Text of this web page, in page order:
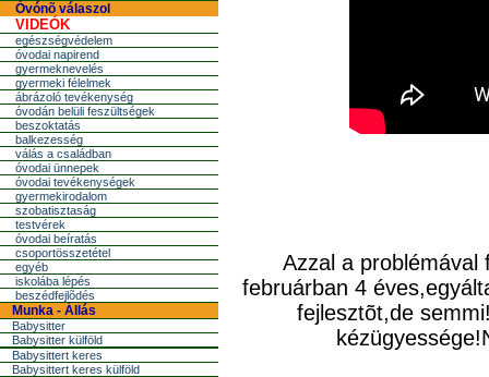
Óvónõ válaszol
VIDEÓK
egészségvédelem
óvodai napirend
gyermeknevelés
gyermeki félelmek
ábrázoló tevékenység
óvodán belüli feszültségek
beszoktatás
balkezesség
válás a családban
óvodai ünnepek
óvodai tevékenységek
gyermekirodalom
szobatisztaság
testvérek
óvodai beíratás
csoportösszetétel
egyéb
iskolába lépés
beszédfejlõdés
Munka - Állás
Babysitter
Babysitter külföld
Babysittert keres
Babysittert keres külföld
Azzal a problémával
februárban 4
fejlesztõt,de
kézügyes